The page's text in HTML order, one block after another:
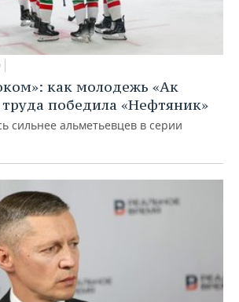
как молодежь «Ак
труда победила «Нефтяник»
сильнее альметьевцев в серии